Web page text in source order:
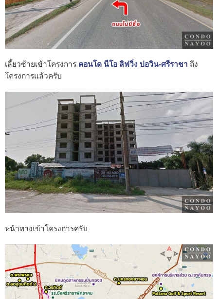
เลี้ยวซ้ายเข้าโครงการ คอนโด นีโอ ลิฟวิ่ง บ่อวิน-ศรีราชา ถึง
โครงการแล้วครับ
หน้าทางเข้าโครงการครับ